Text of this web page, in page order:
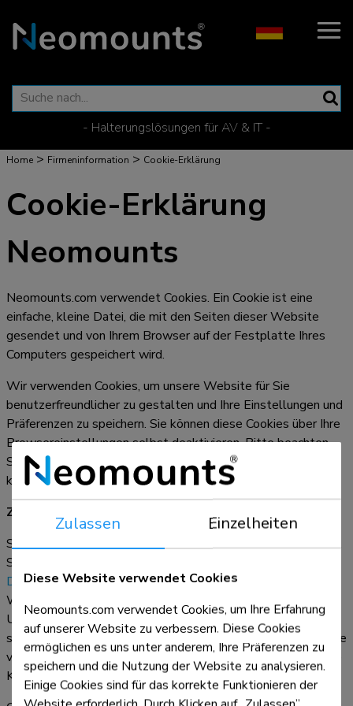
- Halterungslösungen für AV & IT -
Home > Firmeninformation > Cookie-Erklärung
Cookie-Erklärung
Neomounts
Neomounts.com verwendet Cookies. Ein Cookie ist eine
einfache, kleine Datei, die mit den Seiten dieser Website
gesendet und von Ihrem Browser auf der Festplatte Ihres
Computers gespeichert wird.
Wir verwenden Cookies, um unsere Website für Sie
benutzerfreundlicher zu gestalten und Ihre Einstellungen und
Präferenzen zu speichern. Sie können diese Cookies über Ihre
Browsereinstellungen selbst deaktivieren. Bitte beachten
Sie, dass dies die Leistung unserer Website beeinträchtigen
kann.
Zugriff, Berichtigung und Löschung Ihrer Daten
Sie können Ihre Cookie-Einstellungen jederzeit zurücksetzen.
Sie haben außerdem das Recht, auf Ihre personenbezogenen
Daten zuzugreifen, diese zu berichtigen oder zu löschen
Weitere Informationen finden Sie auf unserer Kontaktseite
Um Missbrauch zu verhindern, bitten wir Sie möglicherweise,
sich zu identifizieren. Betrifft dies Daten, die mit einem Cookie
verknüpft sind? Bitte senden Sie uns in diesem Fall auch eine
Kopie des betreffenden Cookies.
Zulassen Einzelheiten
Diese Website verwendet Cookies
Neomounts.com verwendet Cookies, um Ihre Erfahrung
auf unserer Website zu verbessern. Diese Cookies
ermöglichen es uns unter anderem, Ihre Präferenzen zu
speichern und die Nutzung der Website zu analysieren.
Einige Cookies sind für das korrekte Funktionieren der